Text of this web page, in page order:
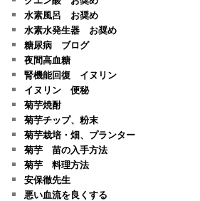
水素風呂 お奨め
水素水発生器 お奨め
糖尿病 ブログ
夜間高血糖
腎機能回復 イヌリン
イヌリン 便秘
菊芋焼酎
菊芋チップ、粉末
菊芋栽培・畑、プランター
菊芋 苗の入手方法
菊芋 料理方法
安保徹先生
悪い血流を良くする